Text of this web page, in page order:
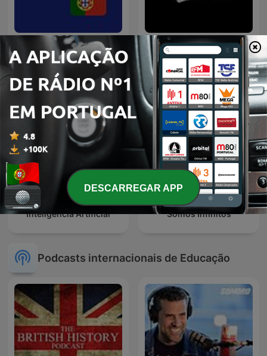
Learning Portuguese is
Fun
Flow Podcast
Inteligencia Artificial Somos Infinitos
Podcasts internacionais de Educação
DESCARREGAR APP